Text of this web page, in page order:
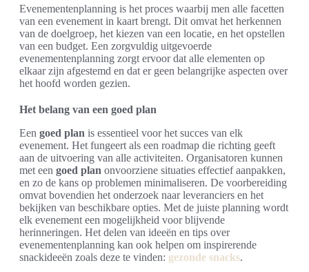
Evenementenplanning is het proces waarbij men alle facetten
van een evenement in kaart brengt. Dit omvat het herkennen
van de doelgroep, het kiezen van een locatie, en het opstellen
van een budget. Een zorgvuldig uitgevoerde
evenementenplanning zorgt ervoor dat alle elementen op
elkaar zijn afgestemd en dat er geen belangrijke aspecten over
het hoofd worden gezien.
Het belang van een goed plan
Een goed plan is essentieel voor het succes van elk
evenement. Het fungeert als een roadmap die richting geeft
aan de uitvoering van alle activiteiten. Organisatoren kunnen
met een goed plan onvoorziene situaties effectief aanpakken,
en zo de kans op problemen minimaliseren. De voorbereiding
omvat bovendien het onderzoek naar leveranciers en het
bekijken van beschikbare opties. Met de juiste planning wordt
elk evenement een mogelijkheid voor blijvende
herinneringen. Het delen van ideeën en tips over
evenementenplanning kan ook helpen om inspirerende
snackideeën zoals deze te vinden: gezonde snacks.